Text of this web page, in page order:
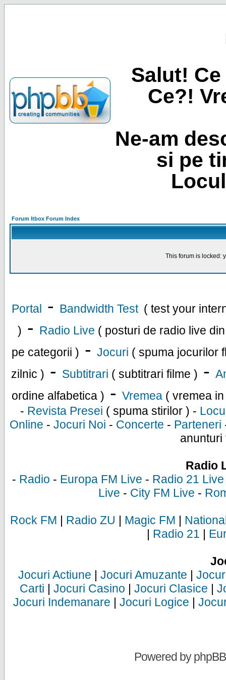
Salut!
Ce?!
Ne-am
si pe
Forum Itbox Forum Index
This forum is locked:
Portal - Bandwidth Test ( test your
) - Radio Live ( posturi de radio live
pe categorii ) - Jocuri ( spuma jocurilor
zilnic ) - Subtitrari ( subtitrari filme ) -
ordine alfabetica ) - Vremea ( vremea
- Revista Presei ( spuma stirilor ) -
Online - Jocuri Noi - Concerte - Parteneri
anunturi
Radio
- Radio - Europa FM Live - Radio 21 Live
Live - City FM Live -
Rock FM | Radio ZU | Magic FM |
| Radio 21 |
Jocuri Actiune | Jocuri Amuzante |
Carti | Jocuri Casino | Jocuri Clasice |
Jocuri Indemanare | Jocuri Logice |
Powered byphpBB